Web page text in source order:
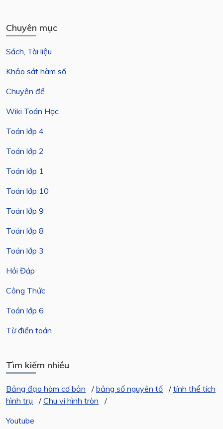
Chuyên mục
Sách, Tài liệu
Khảo sát hàm số
Chuyên đề
Wiki Toán Học
Toán lớp 4
Toán lớp 2
Toán lớp 1
Toán lớp 10
Toán lớp 9
Toán lớp 8
Toán lớp 3
Hỏi Đáp
Công Thức
Toán lớp 6
Từ điển toán
Tìm kiếm nhiều
Bảng đạo hàm cơ bản / bảng số nguyên tố / tính thể tích
hình trụ
/ Chu vi hình tròn
/
Youtube